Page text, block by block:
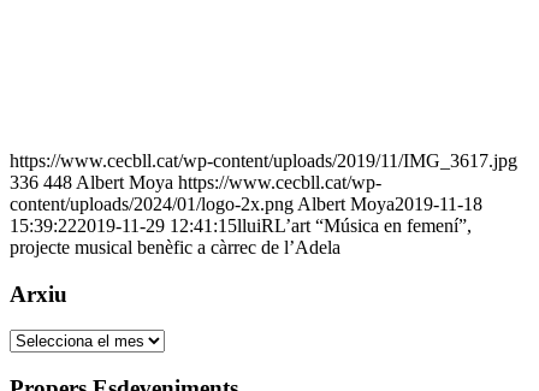
https://www.cecbll.cat/wp-content/uploads/2019/11/IMG_3617.jpg
336 448 Albert Moya https://www.cecbll.cat/wp-
content/uploads/2024/01/logo-2x.png Albert Moya2019-11-18
15:39:222019-11-29 12:41:15lluiRL’art “Música en femení”,
projecte musical benèfic a càrrec de l’Adela
Arxiu
Arxiu